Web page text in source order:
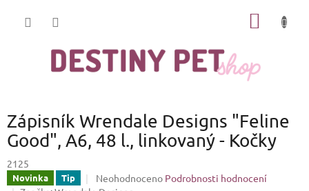
Zápisník Wrendale Designs "Feline
Good", A6, 48 l., linkovaný - Kočky
2125
Novinka Tip
Průměrné
Neohodnoceno Podrobnosti hodnocení